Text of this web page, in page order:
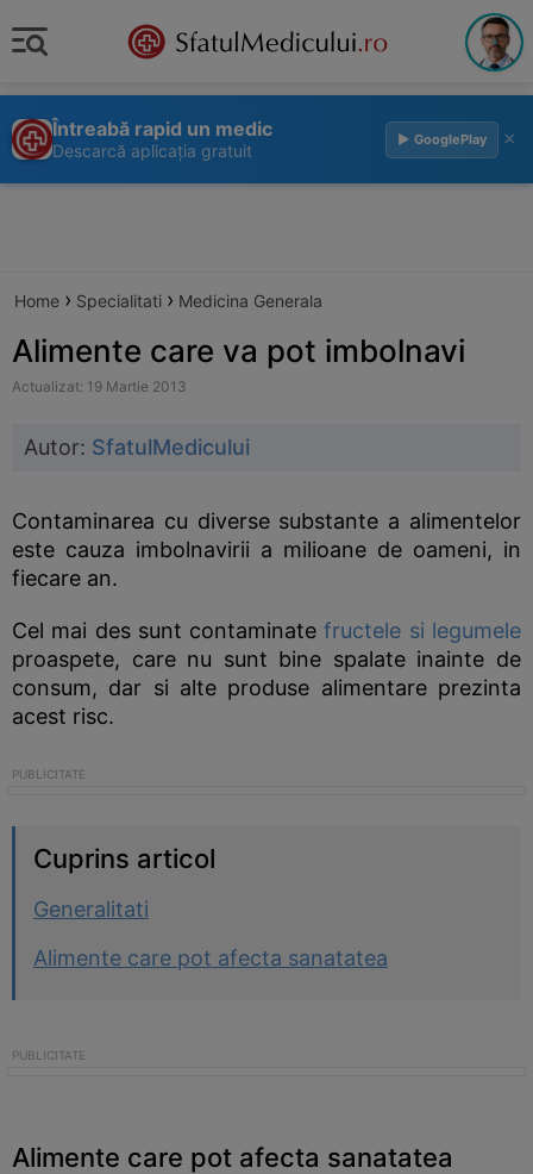
Întreabă rapid un medic
Descarcă aplicația gratuit
▶ GooglePlay ×
Home › Specialitati › Medicina Generala
Alimente care va pot imbolnavi
Actualizat: 19 Martie 2013
Autor: SfatulMedicului
Contaminarea cu diverse substante a alimentelor
este cauza imbolnavirii a milioane de oameni, in
fiecare an.
Cel mai des sunt contaminatefructele si legumele
proaspete, care nu sunt bine spalate inainte de
consum, dar si alte produse alimentare prezinta
acest risc.
Cuprins articol
Generalitati
Alimente care pot afecta sanatatea
Alimente care pot afecta sanatatea